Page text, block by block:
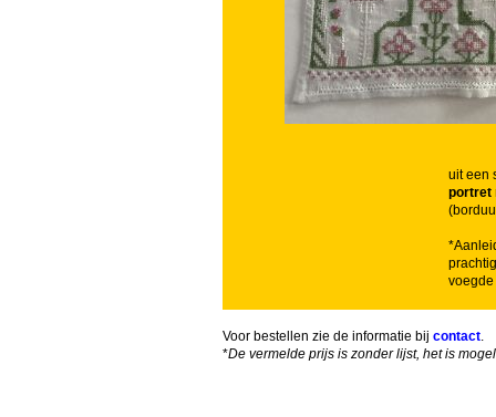
uit een
portret
voegde
Voor bestellen zie de informatie bij contact.
*De vermelde prijs is zonder lijst, het is